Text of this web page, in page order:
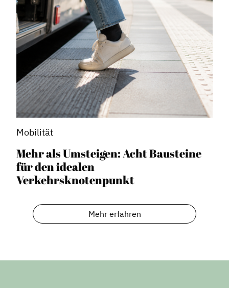
Vorstand
Mitglieder
Vorteile für Mitglieder
Veranstaltungen
Formate
Stadtmarketing
Handlungsräume
Netzwerkmanagement
Stadtraumgestaltung
Projektmanagement
Contentmanagement
Datenmanagement
Serviceleistungen
Service
Mobilität
Mehr als Umsteigen: Acht Bausteine
für den idealen
Verkehrsknotenpunkt
Mehr erfahren